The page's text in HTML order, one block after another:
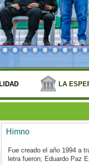
LA
Himno
Fue creado el año 1994 a
letra fueron; Eduardo Paz